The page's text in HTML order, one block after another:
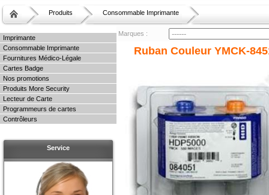
Produits Consommable Imprimante
Imprimante
Consommable Imprimante
Fournitures Médico-Légale
Cartes Badge
Nos promotions
Produits More Security
Lecteur de Carte
Programmeurs de cartes
Contrôleurs
Service
Marques :
Ruban Couleur YMCK-